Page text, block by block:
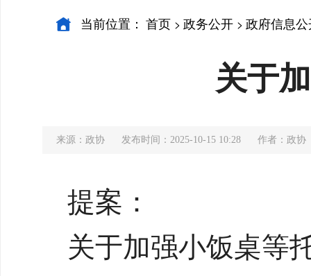
当前位置： 首页 > 政务公开 > 政府信息
关于
来源：政协 发布时间：2025-10-15 10:28 作者：政协
提案：
关于加强小饭桌等